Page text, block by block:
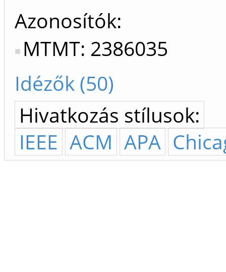
Azonosítók
MTMT: 2386035
Idézők (50)
Hivatkozás stílusok:
IEEE ACM APA